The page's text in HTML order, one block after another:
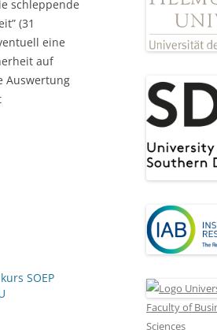
schleppende
(31
eine
auf
Auswertung
SOEP
Faculty of
Sciences